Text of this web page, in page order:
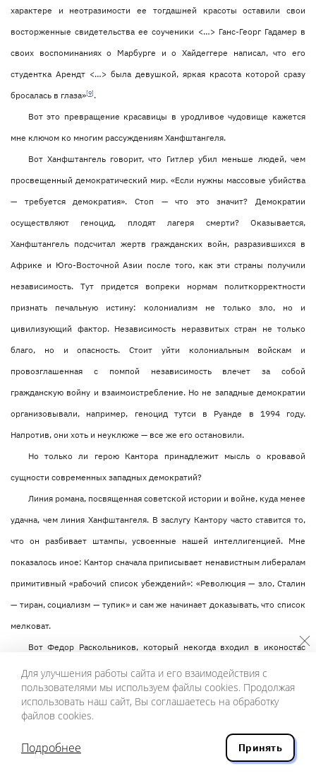
характере и неотразимости ее тогдашней красоты оставили свои
восторженные свидетельства ее соученики <…> Ганс-Георг Гадамер в
своих воспоминаниях о Марбурге и о Хайдеггере написал, что его
студентка Арендт <…> была девушкой, яркая красота которой сразу
бросалась в глаза»[9].
Вот это превращение красавицы в уродливое чудовище кажется
мне ключом ко многим рассуждениям Ханфштангеля.
Вот Ханфштангель говорит, что Гитлер убил меньше людей, чем
просвещенный демократический мир. «Если нужны массовые убийства
— требуется демократия». Стоп — что это значит? Демократии
осуществляют геноцид, плодят лагеря смерти? Оказывается,
Ханфштангель подсчитал жертв гражданских войн, разразившихся в
Африке и Юго-Восточной Азии после того, как эти страны получили
независимость. Тут придется вопреки нормам политкорректности
признать печальную истину: колониализм не только зло, но и
цивилизующий фактор. Независимость неразвитых стран не только
благо, но и опасность. Стоит уйти колониальным войскам и
провозглашенная с помпой независимость влечет за собой
гражданскую войну и взаимоистребление. Но не западные демократии
организовывали, например, геноцид тутси в Руанде в 1994 году.
Напротив, они хоть и неуклюже — все же его остановили.
Но только ли герою Кантора принадлежит мысль о кровавой
сущности современных западных демократий?
Линия романа, посвященная советской истории и войне, куда менее
удачна, чем линия Ханфштангеля. В заслугу Кантору часто ставится то,
что он разбивает штампы, усвоенные нашей интеллигенцией. Мне
показалось иное: Кантор сначала приписывает ненавистным либералам
примитивный «рабочий список убеждений»: «Революция — зло, Сталин
— тиран, социализм — тупик» и сам же начинает доказывать, что список
мелковат.
Вот Федор Раскольников, который некогда входил в иконостас
антисталинистов: автор темпераментного письма 1939 года,
обличающего Сталина в том, что интересы его личной диктатуры
вступают в конфликт с интересами народа, в развязывании репрессий и
организации голода. Кантор скажет, что Раскольников был казнокрад и
мерзавец, что это он довел кронштадтских рабочих до исступления
Для улучшения работы сайта и его взаимодействия с
пользователями мы используем файлы cookies. Продолжая
использовать наш сайт, Вы соглашаетесь на обработку
файлов cookies.
Подробнее Принять